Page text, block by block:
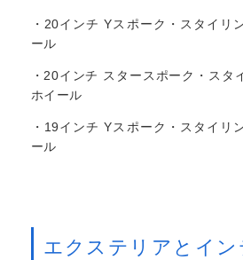
・20インチ Yスポーク・スタイリ
ール
・20インチ スタースポーク・スタ
ホイール
・19インチ Yスポーク・スタイリ
ール
エクステリアとイン